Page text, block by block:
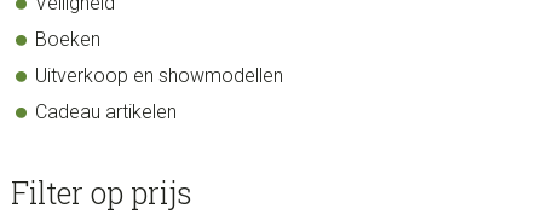
Boeken
Uitverkoop en showmodellen
Cadeau artikelen
Filter op prijs